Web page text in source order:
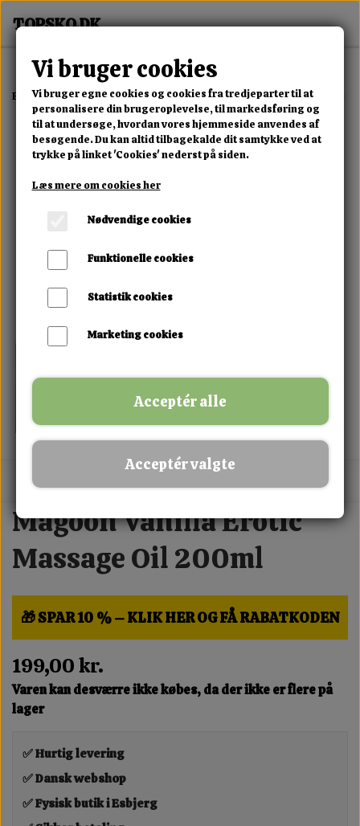
Forside Erotisk Kollektion Alle Produkter Magoon Vanilla Erotic
MIX FRIT · KØB 3 BETAL FOR 2
Magoon Vanilla Erotic
Massage Oil 200ml
🎁 SPAR 10 % – KLIK HER OG FÅ RABATKODEN
199,00 kr.
Varen kan desværre ikke købes, da der ikke er flere på
lager
✅ Hurtig levering
✅ Dansk webshop
✅ Fysisk butik i Esbjerg
Vi bruger cookies
Vi bruger egne cookies og cookies fra tredjeparter til at
personalisere din brugeroplevelse, til markedsføring og
til at undersøge, hvordan vores hjemmeside anvendes af
besøgende. Du kan altid tilbagekalde dit samtykke ved at
trykke på linket 'Cookies' nederst på siden.
Læs mere om cookies her
Nødvendige cookies
Funktionelle cookies
Statistik cookies
Marketing cookies
Acceptér alle
Acceptér valgte